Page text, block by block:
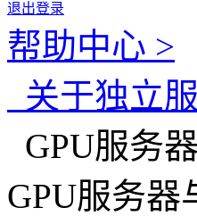
退出登录
帮助中心 >
关于独立
GPU服务
GPU服务器